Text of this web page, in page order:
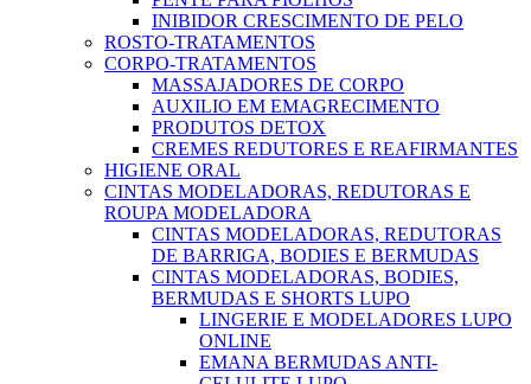
INIBIDOR CRESCIMENTO DE PELO
ROSTO-TRATAMENTOS
CORPO-TRATAMENTOS
MASSAJADORES DE CORPO
AUXILIO EM EMAGRECIMENTO
PRODUTOS DETOX
CREMES REDUTORES E REAFIRMANTES
HIGIENE ORAL
CINTAS MODELADORAS, REDUTORAS E
ROUPA MODELADORA
CINTAS MODELADORAS, REDUTORAS
DE BARRIGA, BODIES E BERMUDAS
CINTAS MODELADORAS, BODIES,
BERMUDAS E SHORTS LUPO
LINGERIE E MODELADORES LUPO
ONLINE
EMANA BERMUDAS ANTI-